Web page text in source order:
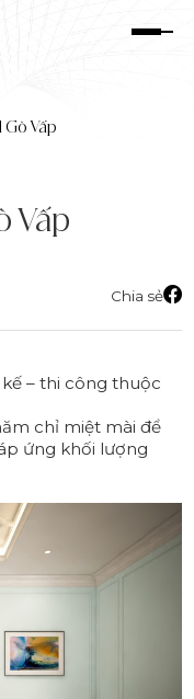
Gò Vấp
Vấp
Chia sẻ
– thi công thuộc
chỉ miệt mài để
ứng khối lượng